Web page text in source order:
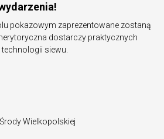
pokazowym zaprezentowane zostaną
dostarczy praktycznych
siewu.
Wielkopolskiej